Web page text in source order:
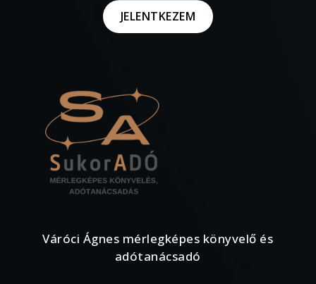
JELENTKEZEM
Váróci Ágnes mérlegképes könyvelő és
adótanácsadó